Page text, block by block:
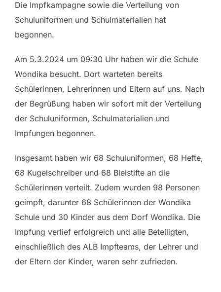
Die Impfkampagne sowie die Verteilung von
Schuluniformen und Schulmaterialien hat
begonnen.
Am 5.3.2024 um 09:30 Uhr haben wir die Schule
Wondika besucht. Dort warteten bereits
Schülerinnen, Lehrerinnen und Eltern auf uns. Nach
der Begrüßung haben wir sofort mit der Verteilung
der Schuluniformen, Schulmaterialien und
Impfungen begonnen.
Insgesamt haben wir 68 Schuluniformen, 68 Hefte,
68 Kugelschreiber und 68 Bleistifte an die
Schülerinnen verteilt. Zudem wurden 98 Personen
geimpft, darunter 68 Schülerinnen der Wondika
Schule und 30 Kinder aus dem Dorf Wondika. Die
Impfung verlief erfolgreich und alle Beteiligten,
einschließlich des ALB Impfteams, der Lehrer und
der Eltern der Kinder, waren sehr zufrieden.